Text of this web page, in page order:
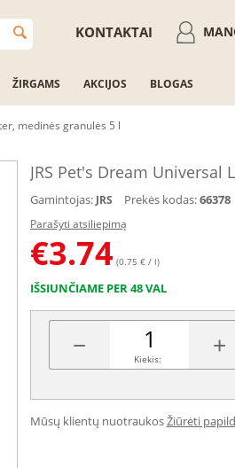
KONTAKTAI
ŽIRGAMS AKCIJOS BLOGAS
medinės granulės 5 l
JRS Pet's Dream
Gamintojas: JRS Prekės kodas:66378
Parašyti atsiliepimą
€3.74 (0.75 € / l)
IŠSIUNČIAME PER 48 VAL
− +
Kiekis:
Mūsų klientų nuotraukosŽiūrėti